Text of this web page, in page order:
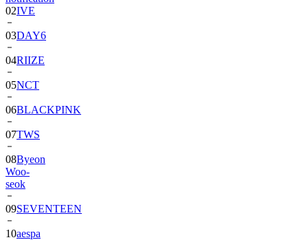
03DAY6
04RIIZE
05NCT
06BLACKPINK
07TWS
08Byeon
Woo-
seok
09SEVENTEEN
10aespa
11CORTIS